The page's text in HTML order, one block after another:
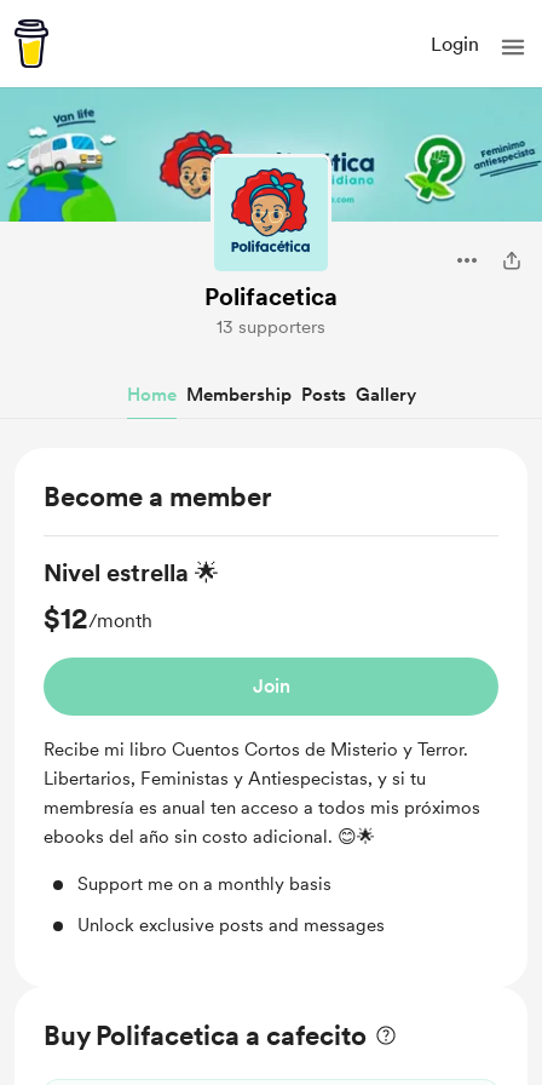
Login
Polifacetica
13 supporters
Home Membership Posts Gallery
Become a member
Nivel estrella 🌟
$12/month
Join
Recibe mi libro Cuentos Cortos de Misterio y Terror.
Libertarios, Feministas y Antiespecistas, y si tu
membresía es anual ten acceso a todos mis próximos
ebooks del año sin costo adicional. 😊🌟
Support me on a monthly basis
Unlock exclusive posts and messages
Buy Polifacetica a cafecito